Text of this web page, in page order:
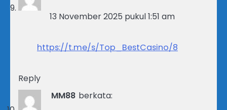
13 November 2025 pukul 1:51 am
https://t.me/s/Top_BestCasino/8
Reply
MM88 berkata: